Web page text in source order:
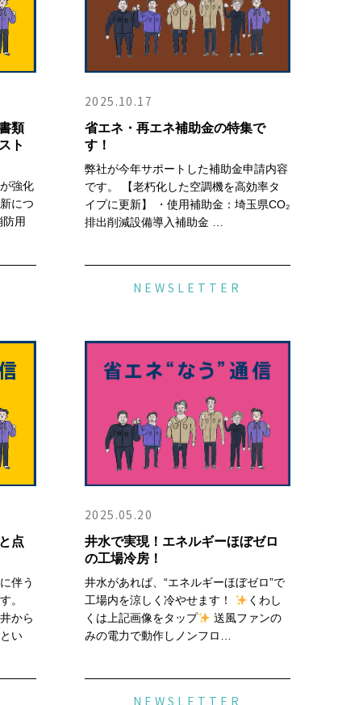
類
ト
強化
につ
用
2025.10.17
省エネ・再エネ補助金の特集で
す！
弊社が今年サポートした補助金申請内容
です。 【老朽化した空調機を高効率タ
イプに更新】 ・使用補助金：埼玉県CO₂
排出削減設備導入補助金 …
NEWSLETTER
点
伴う
。
から
い
2025.05.20
井水で実現！エネルギーほぼゼロ
の工場冷房！
井水があれば、“エネルギーほぼゼロ”で
工場内を涼しく冷やせます！
くわし
くは上記画像をタップ
送風ファンの
みの電力で動作しノンフロ…
NEWSLETTER